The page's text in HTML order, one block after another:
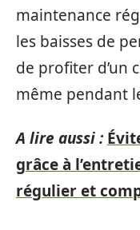
maintenance
les baisses de
de profiter d’un
même pendant
A lire aussi :
grâce à
régulier et